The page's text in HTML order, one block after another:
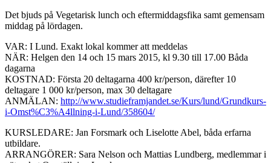
Det bjuds på Vegetarisk lunch och eftermiddagsfika samt gemensam
middag på lördagen.
VAR: I Lund. Exakt lokal kommer att meddelas
NÄR: Helgen den 14 och 15 mars 2015, kl 9.30 till 17.00 Båda
dagarna
KOSTNAD: Första 20 deltagarna 400 kr/person, därefter 10
deltagare 1 000 kr/person, max 30 deltagare
ANMÄLAN: http://www.studieframjandet.se/Kurs/lund/Grundkurs-
i-Omst%C3%A4llning-i-Lund/358604/
KURSLEDARE: Jan Forsmark och Liselotte Abel, båda erfarna
utbildare.
ARRANGÖRER: Sara Nelson och Mattias Lundberg, medlemmar i